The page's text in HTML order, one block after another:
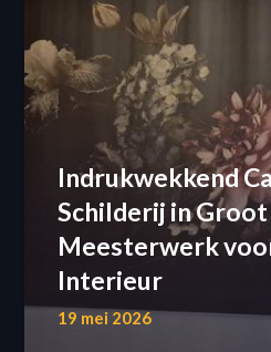
Indrukwekkend
Schilderij in Groot
Meesterwerk
Interieur
19 mei 2026